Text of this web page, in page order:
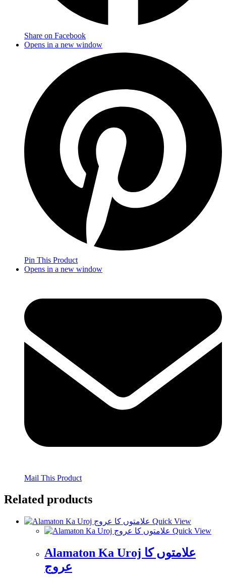
Share on Facebook
Opens in a new window
Pin This Product
Opens in a new window
Mail This Product
Related products
Quick View
Quick View
Alamaton Ka Uroj علامتوں کا
عروج